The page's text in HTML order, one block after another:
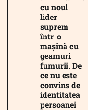
cu noul
lider
suprem
într-o
mașină cu
geamuri
fumurii. De
ce nu este
convins de
identitatea
persoanei